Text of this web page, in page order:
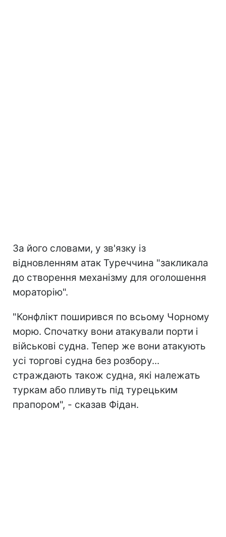
За його словами, у зв'язку із
відновленням атак Туреччина "закликала
до створення механізму для оголошення
мораторію".
"Конфлікт поширився по всьому Чорному
морю. Спочатку вони атакували порти і
військові судна. Тепер же вони атакують
усі торгові судна без розбору...
страждають також судна, які належать
туркам або пливуть під турецьким
прапором", - сказав Фідан.